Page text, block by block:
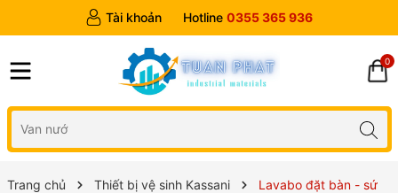
Tài khoản Hotline 0355 365 936
0
Trang chủ Thiết bị vệ sinh Kassani
Lavabo đặt bàn - sứ